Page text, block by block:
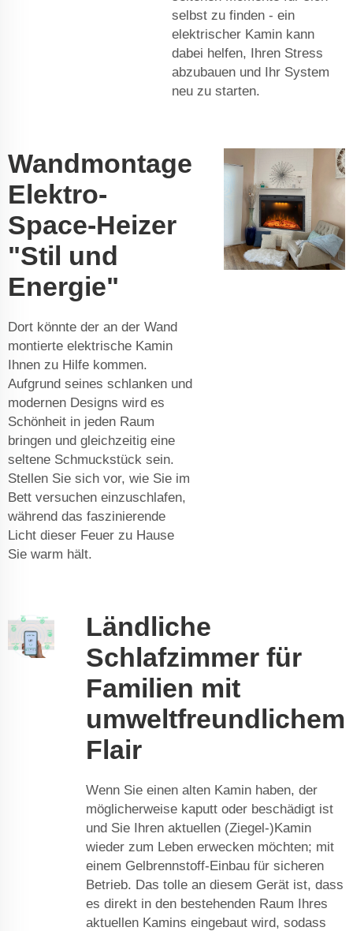
selbst zu finden - ein
elektrischer Kamin kann
dabei helfen, Ihren Stress
abzubauen und Ihr System
neu zu starten.
Wandmontage
Elektro-
Space-Heizer
"Stil und
Energie"
Dort könnte der an der Wand
montierte elektrische Kamin
Ihnen zu Hilfe kommen.
Aufgrund seines schlanken und
modernen Designs wird es
Schönheit in jeden Raum
bringen und gleichzeitig eine
seltene Schmuckstück sein.
Stellen Sie sich vor, wie Sie im
Bett versuchen einzuschlafen,
während das faszinierende
Licht dieser Feuer zu Hause
Sie warm hält.
Ländliche
Schlafzimmer für
Familien mit
umweltfreundlichem
Flair
Wenn Sie einen alten Kamin haben, der
möglicherweise kaputt oder beschädigt ist
und Sie Ihren aktuellen (Ziegel-)Kamin
wieder zum Leben erwecken möchten; mit
einem Gelbrennstoff-Einbau für sicheren
Betrieb. Das tolle an diesem Gerät ist, dass
es direkt in den bestehenden Raum Ihres
aktuellen Kamins eingebaut wird, sodass